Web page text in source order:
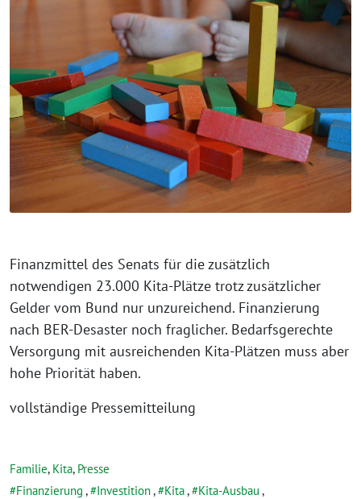
Finanzmittel des Senats für die zusätzlich
notwendigen 23.000 Kita-Plätze trotz zusätzlicher
Gelder vom Bund nur unzureichend. Finanzierung
nach BER-Desaster noch fraglicher. Bedarfsgerechte
Versorgung mit ausreichenden Kita-Plätzen muss aber
hohe Priorität haben.
vollständige Pressemitteilung
Familie, Kita, Presse
Finanzierung , Investition, Kita, Kita-Ausbau ,